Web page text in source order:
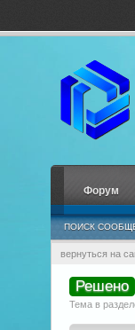
вернуться на
Решено
Тема в
Форум
ПОИСК